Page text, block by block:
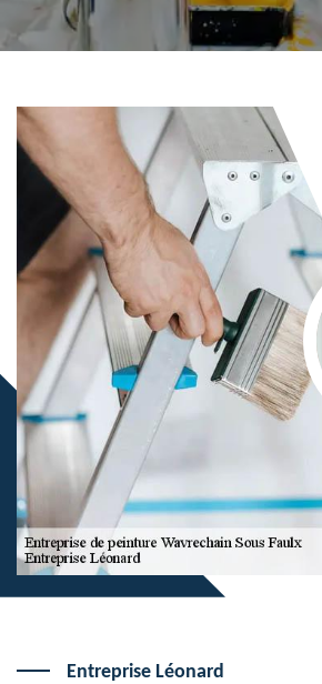
Entreprise Léonard